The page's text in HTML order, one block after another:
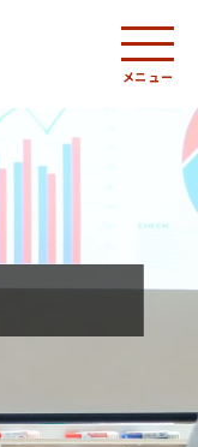
メニュー